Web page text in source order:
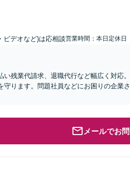
ビデオなど)は応相談営業時間：本日定休日
い残業代請求、退職代行など幅広く対応
守ります。問題社員などにお困りの企業
メールでお